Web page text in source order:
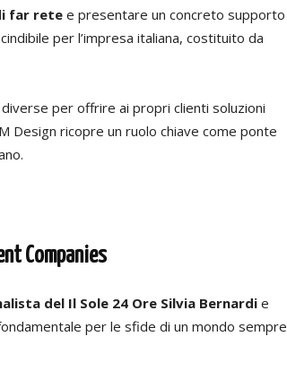
far rete e presentare un concreto supporto
per l’impresa italiana, costituito da
per offrire ai propri clienti soluzioni
Design ricopre un ruolo chiave come ponte
Companies
del Il Sole 24 Ore Silvia Bernardi e
per le sfide di un mondo sempre